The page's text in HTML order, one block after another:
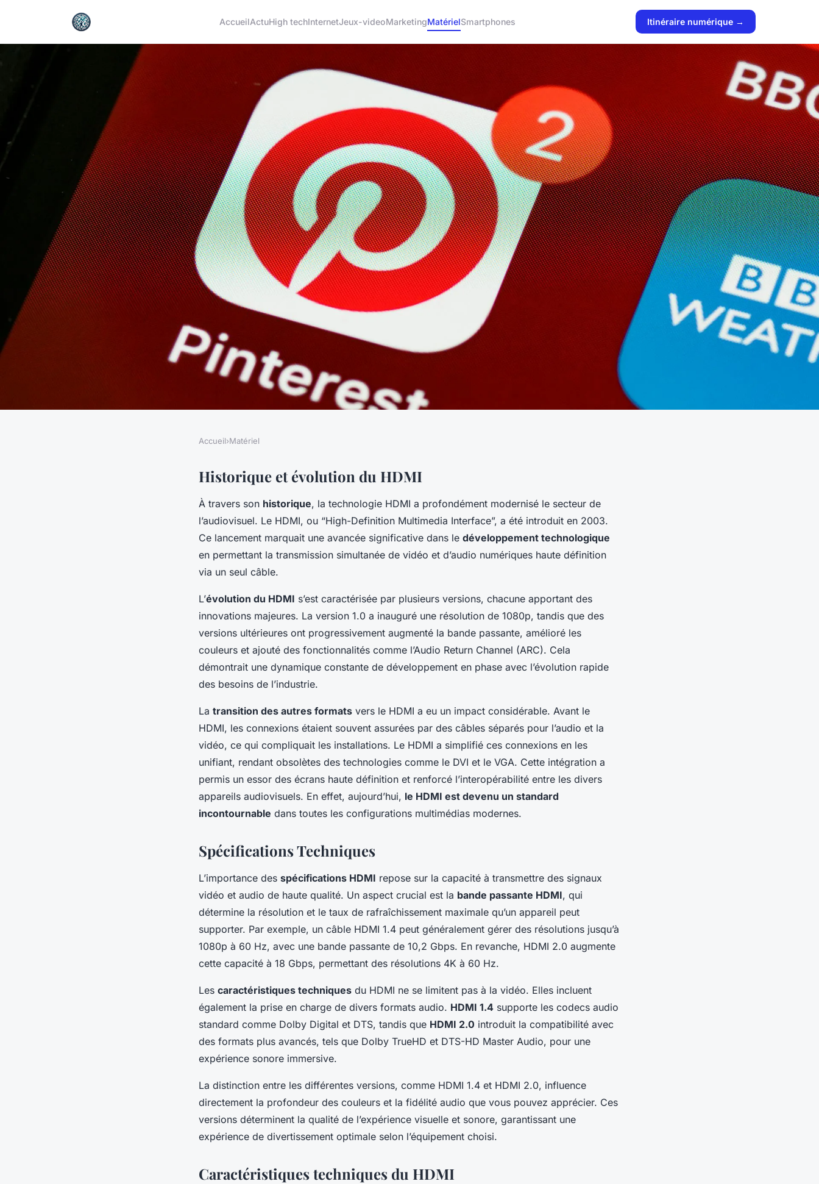
AccueilActuHigh techInternetJeux-videoMarketingMatérielSmartphones Itinéraire numérique →
10 choses que vous ne saviez
probablement pas sur HDMI
Accueil›Matériel
Historique et évolution du HDMI
À travers son historique, la technologie HDMI a profondément modernisé le secteur de
l’audiovisuel. Le HDMI, ou “High-Definition Multimedia Interface”, a été introduit en 2003.
Ce lancement marquait une avancée significative dans le développement technologique
en permettant la transmission simultanée de vidéo et d’audio numériques haute définition
via un seul câble.
L’évolution du HDMI s’est caractérisée par plusieurs versions, chacune apportant des
innovations majeures. La version 1.0 a inauguré une résolution de 1080p, tandis que des
versions ultérieures ont progressivement augmenté la bande passante, amélioré les
couleurs et ajouté des fonctionnalités comme l’Audio Return Channel (ARC). Cela
démontrait une dynamique constante de développement en phase avec l’évolution rapide
des besoins de l’industrie.
La transition des autres formats vers le HDMI a eu un impact considérable. Avant le
HDMI, les connexions étaient souvent assurées par des câbles séparés pour l’audio et la
vidéo, ce qui compliquait les installations. Le HDMI a simplifié ces connexions en les
unifiant, rendant obsolètes des technologies comme le DVI et le VGA. Cette intégration a
permis un essor des écrans haute définition et renforcé l’interopérabilité entre les divers
appareils audiovisuels. En effet, aujourd’hui, le HDMI est devenu un standard
incontournable dans toutes les configurations multimédias modernes.
Spécifications Techniques
L’importance des spécifications HDMI repose sur la capacité à transmettre des signaux
vidéo et audio de haute qualité. Un aspect crucial est la bande passante HDMI, qui
détermine la résolution et le taux de rafraîchissement maximale qu’un appareil peut
supporter. Par exemple, un câble HDMI 1.4 peut généralement gérer des résolutions jusqu’à
1080p à 60 Hz, avec une bande passante de 10,2 Gbps. En revanche, HDMI 2.0 augmente
cette capacité à 18 Gbps, permettant des résolutions 4K à 60 Hz.
Les caractéristiques techniques du HDMI ne se limitent pas à la vidéo. Elles incluent
également la prise en charge de divers formats audio. HDMI 1.4 supporte les codecs audio
standard comme Dolby Digital et DTS, tandis que HDMI 2.0 introduit la compatibilité avec
des formats plus avancés, tels que Dolby TrueHD et DTS-HD Master Audio, pour une
expérience sonore immersive.
La distinction entre les différentes versions, comme HDMI 1.4 et HDMI 2.0, influence
directement la profondeur des couleurs et la fidélité audio que vous pouvez apprécier. Ces
versions déterminent la qualité de l’expérience visuelle et sonore, garantissant une
expérience de divertissement optimale selon l’équipement choisi.
Caractéristiques techniques du HDMI